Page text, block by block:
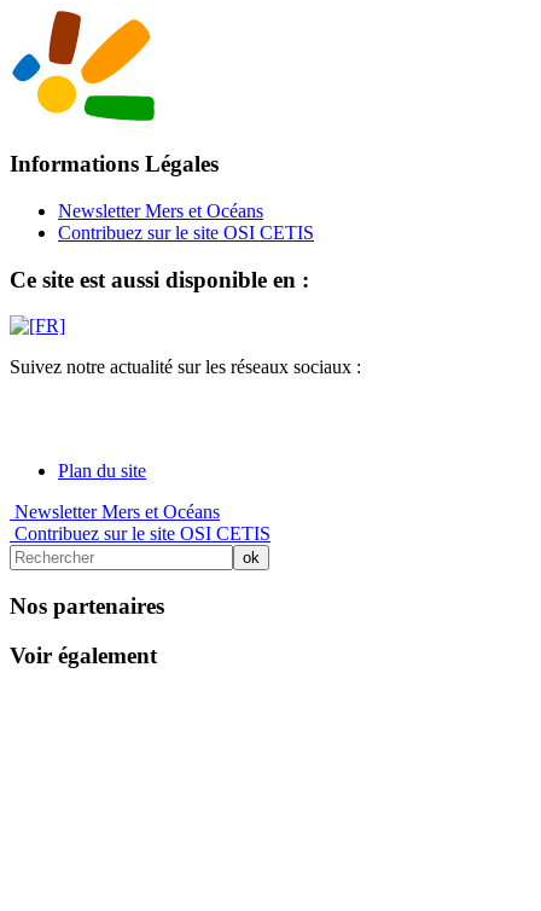
Informations Légales
Newsletter Mers et Océans
Contribuez sur le site OSI CETIS
Ce site est aussi disponible en :
Suivez notre actualité sur les réseaux sociaux :
Plan du site
Newsletter Mers et Océans
Contribuez sur le site OSI CETIS
Nos partenaires
Voir également